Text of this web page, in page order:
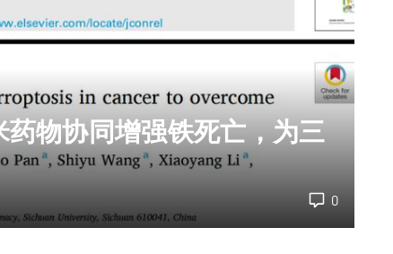
物协同增强铁死亡，为三
0